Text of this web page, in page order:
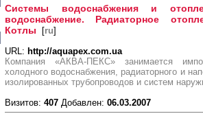
Системы водоснабжения и
водоснабжение. Радиаторное
Котлы [ru]
URL: http://aquapex.com.ua
Компания «АКВА-ПЕКС» занимается
холодного водоснабжения, радиаторного и
изолированных трубопроводов и систем
Визитов: 407 Добавлен: 06.03.2007